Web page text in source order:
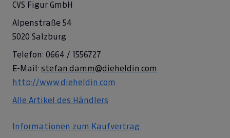
CVS Figur GmbH
Alpenstraße 54
5020 Salzburg
Telefon: 0664 / 1556727
E-Mail: stefan.damm@dieheldin.com
http://www.dieheldin.com
Alle Artikel des Händlers
Informationen zum Kaufvertrag